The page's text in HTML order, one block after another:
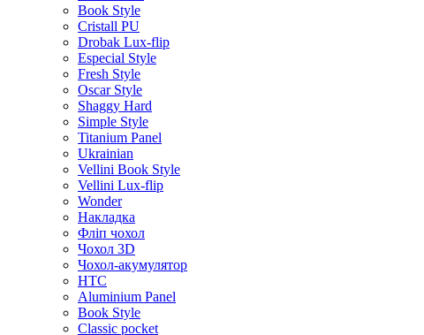
Book Style
Cristall PU
Drobak Lux-flip
Especial Style
Fresh Style
Oscar Style
Shaggy Hard
Simple Style
Titanium Panel
Ukrainian
Vellini Book Style
Vellini Lux-flip
Wonder
Накладка
Фліп чохол
Чохол 3D
Чохол-акумулятор
HTC
Aluminium Panel
Book Style
Classic pocket